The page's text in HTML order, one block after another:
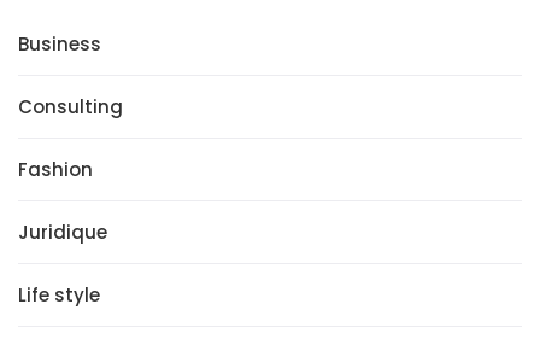
Business
Consulting
Fashion
Juridique
Life style